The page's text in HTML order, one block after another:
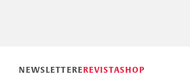
NEWSLETTEREREVISTASHOP